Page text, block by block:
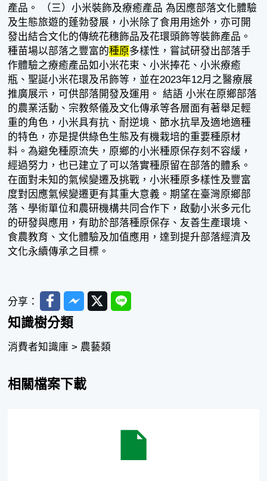
產品。 （三）小米裝飾及療癒產品 為因應部落文化體驗
及生態旅遊的蓬勃發展，小米除了食用用途外，亦可開
發出結合文化的傳統花穗飾品及花環頭飾等裝飾產品。
種苗場以部落之豐富的種原多樣性，嘗試研發出部落手
作體驗之療癒產品如小米花束、小米捧花、小米療癒
瓶、聖誕小米花環及吊飾等，並在2023年12月之醫療展
推廣展示，可供部落開發及運用。 結語 小米在原鄉部落
的農業活動、宗教祭儀及文化傳承等各層面有著舉足輕
重的角色，小米具有抗、耐逆境、節水抗旱及適地適種
的特色，亦是提供綠色生態及有機栽培的重要種原材
料。為避免種原流失，原鄉的小米種原保存刻不容緩，
經過努力，也已建立了可以落實種原留在部落的體系。
在面對未知的氣候變遷及挑戰，小米種原多樣性及豐富
度對因應氣候變遷更有其重大意義。期望在臺灣原鄉部
落、學術單位和農研機構共同合作下，啟動小米多元化
的研發與應用，有助於部落種原保存、友善生產環境、
食農教育、文化體驗及加值應用，達到提升部落經濟及
文化永續傳承之目標。
分享： FacebookMessenger
TwitterLine
知識樹分類
消費者知識庫 > 農藝類
相關檔案下載